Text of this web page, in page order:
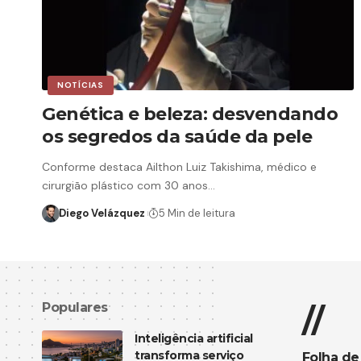
NOTÍCIAS
Genética e beleza: desvendando
os segredos da saúde da pele
Conforme destaca Ailthon Luiz Takishima, médico e
cirurgião plástico com 30 anos…
Diego Velázquez 5 Min de leitura
Populares
Inteligência artificial
transforma serviço
//
Folha